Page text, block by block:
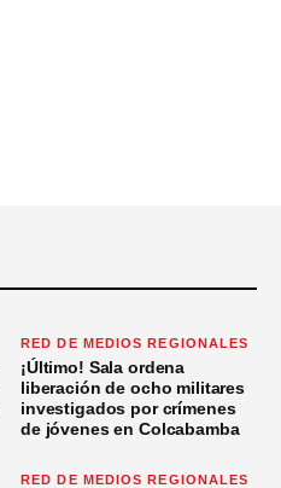
RED DE MEDIOS REGIONALES
¡Último! Sala ordena
liberación de ocho militares
investigados por crímenes
de jóvenes en Colcabamba
RED DE MEDIOS REGIONALES